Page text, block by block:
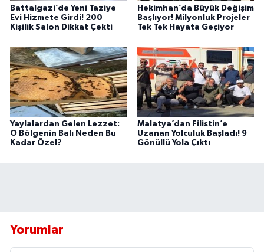
Battalgazi’de Yeni Taziye
Evi Hizmete Girdi! 200
Kişilik Salon Dikkat Çekti
Hekimhan’da Büyük Değişim
Başlıyor! Milyonluk Projeler
Tek Tek Hayata Geçiyor
Yaylalardan Gelen Lezzet:
O Bölgenin Balı Neden Bu
Kadar Özel?
Malatya’dan Filistin’e
Uzanan Yolculuk Başladı! 9
Gönüllü Yola Çıktı
Yorumlar